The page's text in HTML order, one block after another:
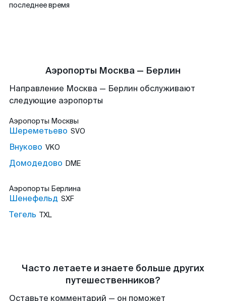
последнее время
Аэропорты Москва — Берлин
Направление Москва — Берлин обслуживают
следующие аэропорты
Аэропорты Москвы
Шереметьево SVO
Внуково VKO
Домодедово DME
Аэропорты Берлина
Шенефельд SXF
Тегель TXL
Часто летаете и знаете больше других
путешественников?
Оставьте комментарий — он поможет